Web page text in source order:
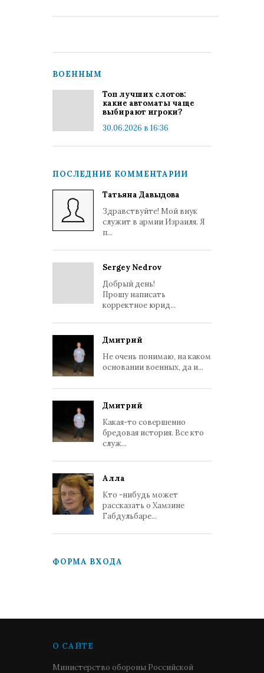
ВОЕННЫМ
Топ лучших слотов:
какие автоматы чаще
выбирают игроки?
30.06.2026 в 16:36
ПОСЛЕДНИЕ КОММЕНТАРИИ
Татьяна Давыдова
Здравствуйте! Мой внук
служит в армии Израиля. Я
п...
Sergey Nedrov
Добрый день!
Прошу написать
корректное юрид...
Дмитрий
Не очень понимаю, на каком
основании военных, да и...
Дмитрий
Какая-то совершенно
бредовая история. Все кто
служ...
Алла
Кто -нибудь может
рассказать о Хамзине
Габдульбаре...
ФОРМА ВХОДА
О САЙТЕ
Министерство обороны Российской